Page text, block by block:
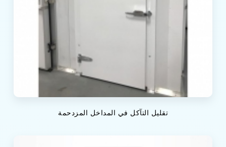
تقليل التآكل في المداخل المزدحمة